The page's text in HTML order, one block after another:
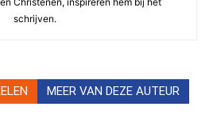
schrijven.
MEER VAN DEZE AUTEUR